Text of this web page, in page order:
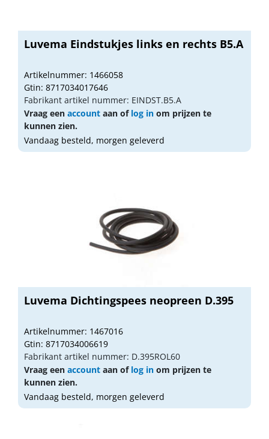
Luvema Eindstukjes links en rechts B5.A
Artikelnummer: 1466058
Gtin: 8717034017646
Fabrikant artikel nummer: EINDST.B5.A
Vraag een account aan of log in om prijzen te
kunnen zien.
Vandaag besteld, morgen geleverd
Luvema Dichtingspees neopreen D.395
Artikelnummer: 1467016
Gtin: 8717034006619
Fabrikant artikel nummer: D.395ROL60
Vraag een account aan of log in om prijzen te
kunnen zien.
Vandaag besteld, morgen geleverd